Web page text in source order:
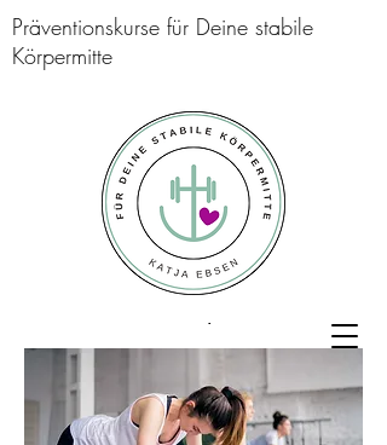
Präventionskurse für Deine stabile
Körpermitte
Katja Ebsen